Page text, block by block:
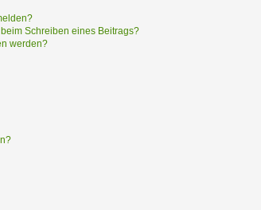
Schreiben eines Beitrags?
werden?